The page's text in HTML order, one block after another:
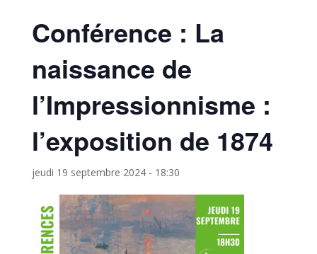
Conférence : La
naissance de
l’Impressionnisme :
l’exposition de 1874
jeudi 19 septembre 2024 - 18:30